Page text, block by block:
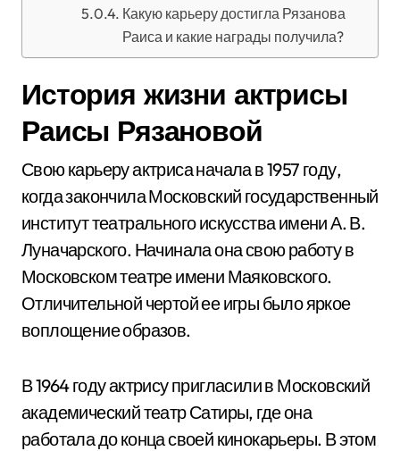
Какую карьеру достигла Рязанова
Раиса и какие награды получила?
История жизни актрисы
Раисы Рязановой
Свою карьеру актриса начала в 1957 году,
когда закончила Московский государственный
институт театрального искусства имени А. В.
Луначарского. Начинала она свою работу в
Московском театре имени Маяковского.
Отличительной чертой ее игры было яркое
воплощение образов.
В 1964 году актрису пригласили в Московский
академический театр Сатиры, где она
работала до конца своей кинокарьеры. В этом